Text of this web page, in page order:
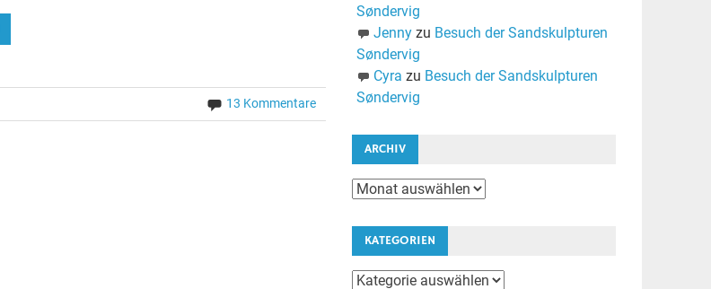
13 Kommentare
Søndervig
Jennyzu Besuch der Sandskulpturen
Søndervig
Cyra zu Besuch der Sandskulpturen
Søndervig
ARCHIV
Archiv
KATEGORIEN
Kategorien